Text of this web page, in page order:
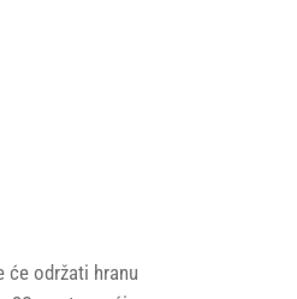
će održati hranu